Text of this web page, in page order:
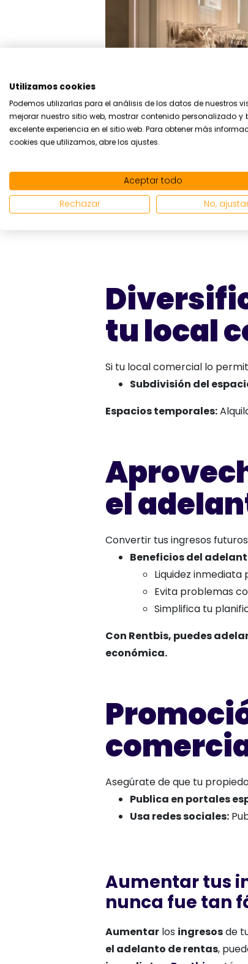
tu local
Si tu local comercial lo
Subdivisión del
Espacios temporales:
el
Convertir tus ingresos
Beneficios del
Liquidez
Evita problemas
Simplifica tu
Con Rentbis, puedes
económica.
Asegúrate de que tu
Publica en portales
Usa redes sociales:
Aumentar tus
nunca fue tan
Aumentar los ingresosde
el adelanto de rentas,
Utilizamos cookies
Podemos utilizarlas para el análisis de los datos de nuestros
mejorar nuestro sitio web, mostrar contenido personalizado y
excelente experiencia en el sitio web. Para obtener más
cookies que utilizamos, abre los ajustes.
Aceptar todo
Rechazar
No,